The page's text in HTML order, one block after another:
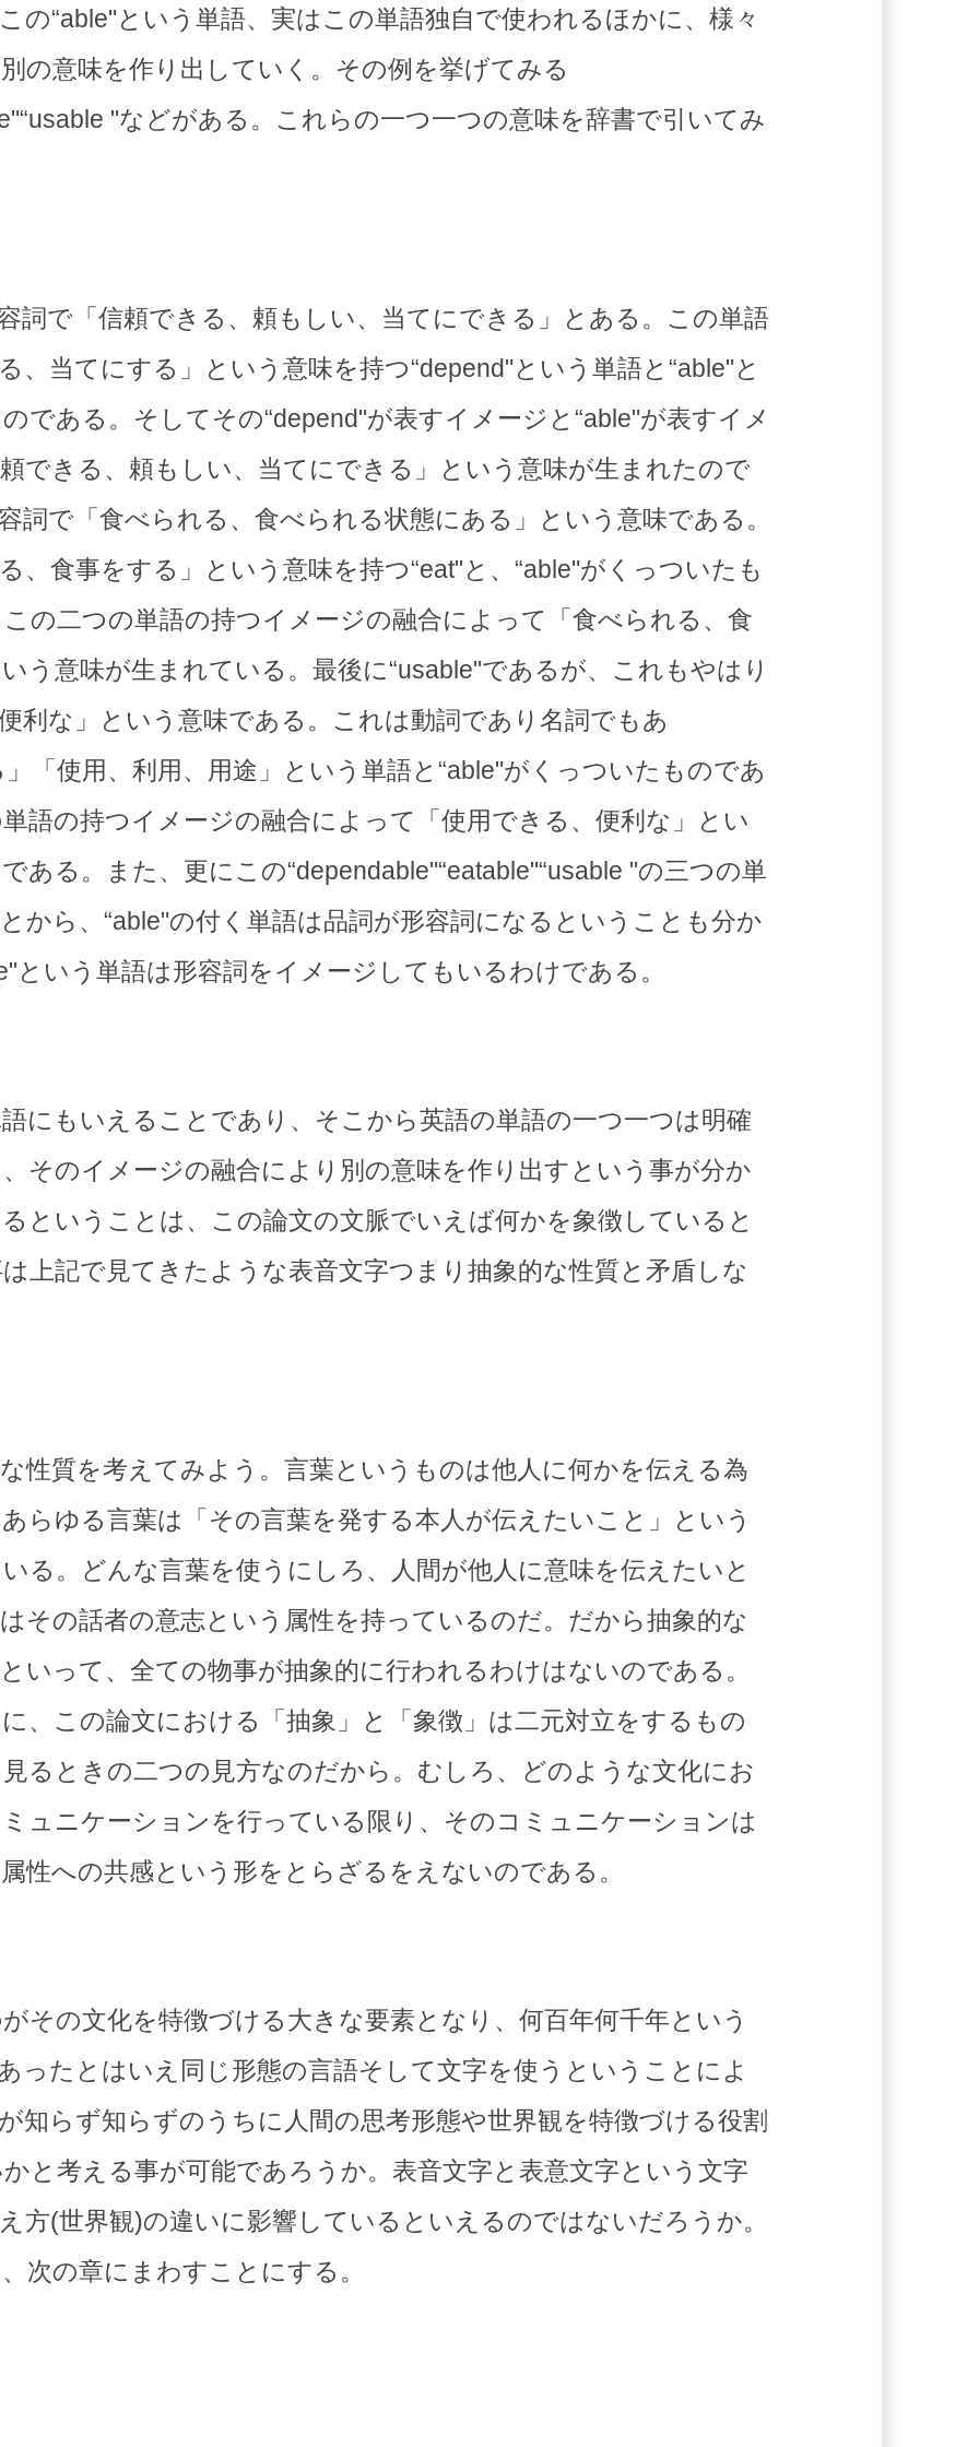
の“able"という単語、実はこの単語独自で使われるほかに、様々
の意味を作り出していく。その例を挙げてみる
"などがある。これらの一つ一つの意味を辞書で引いてみ
詞で「信頼できる、頼もしい、当てにできる」とある。この単語
、当てにする」という意味を持つ“depend"という単語と“able"と
である。そしてその“depend"が表すイメージと“able"が表すイメ
できる、頼もしい、当てにできる」という意味が生まれたので
詞で「食べられる、食べられる状態にある」という意味である。
、食事をする」という意味を持つ“eat"と、“able"がくっついたも
の二つの単語の持つイメージの融合によって「食べられる、食
う意味が生まれている。最後に“usable"であるが、これもやはり
利な」という意味である。これは動詞であり名詞でもあ
「使用、利用、用途」という単語と“able"がくっついたものであ
語の持つイメージの融合によって「使用できる、便利な」とい
ある。また、更にこの“dependable"“eatable"“usable "の三つの単
から、“able"の付く単語は品詞が形容詞になるということも分か
という単語は形容詞をイメージしてもいるわけである。
にもいえることであり、そこから英語の単語の一つ一つは明確
そのイメージの融合により別の意味を作り出すという事が分か
ということは、この論文の文脈でいえば何かを象徴していると
上記で見てきたような表音文字つまり抽象的な性質と矛盾しな
性質を考えてみよう。言葉というものは他人に何かを伝える為
らゆる言葉は「その言葉を発する本人が伝えたいこと」という
る。どんな言葉を使うにしろ、人間が他人に意味を伝えたいと
その話者の意志という属性を持っているのだ。だから抽象的な
いって、全ての物事が抽象的に行われるわけはないのである。
、この論文における「抽象」と「象徴」は二元対立をするもの
るときの二つの見方なのだから。むしろ、どのような文化にお
ュニケーションを行っている限り、そのコミュニケーションは
性への共感という形をとらざるをえないのである。
その文化を特徴づける大きな要素となり、何百年何千年という
ったとはいえ同じ形態の言語そして文字を使うということによ
知らず知らずのうちに人間の思考形態や世界観を特徴づける役割
と考える事が可能であろうか。表音文字と表意文字という文字
方(世界観)の違いに影響しているといえるのではないだろうか。
次の章にまわすことにする。